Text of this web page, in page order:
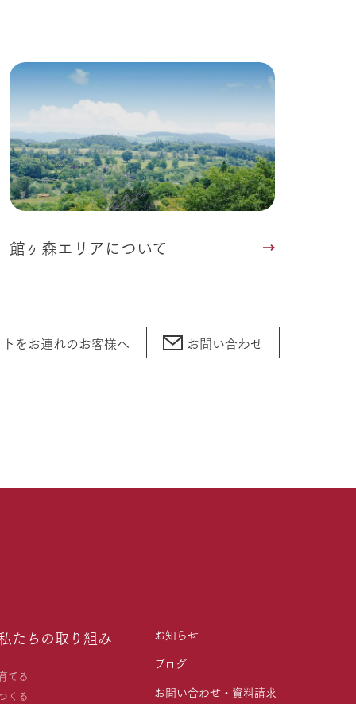
館ヶ森エリアについて
をお連れのお客様へ お問い合わせ
たちの取り組み
てる
くる
お知らせ
ブログ
お問い合わせ・資料請求